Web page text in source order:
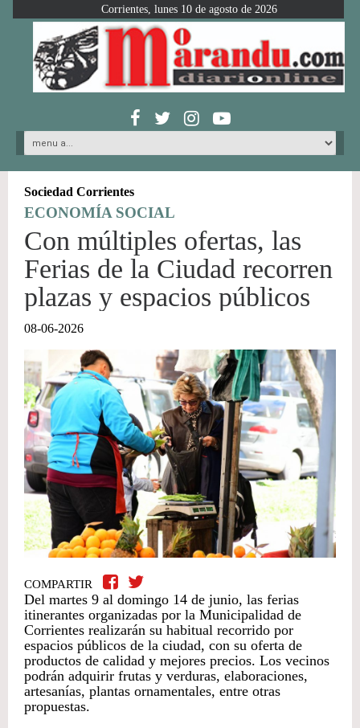
Corrientes, lunes 10 de agosto de 2026
Sociedad Corrientes
ECONOMÍA SOCIAL
Con múltiples ofertas, las
Ferias de la Ciudad recorren
plazas y espacios públicos
08-06-2026
COMPARTIR
Del martes 9 al domingo 14 de junio, las ferias
itinerantes organizadas por la Municipalidad de
Corrientes realizarán su habitual recorrido por
espacios públicos de la ciudad, con su oferta de
productos de calidad y mejores precios. Los vecinos
podrán adquirir frutas y verduras, elaboraciones,
artesanías, plantas ornamentales, entre otras
propuestas.